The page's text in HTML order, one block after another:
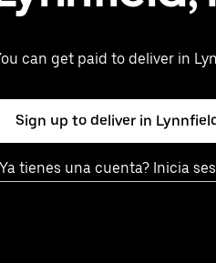
can get paid to deliver in
Sign up to deliver in
tienes una cuenta? Inicia